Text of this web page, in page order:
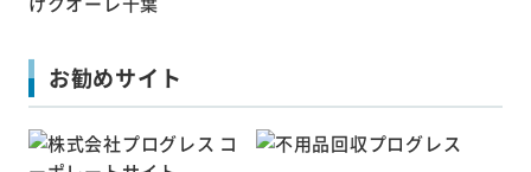
お勧めサイト